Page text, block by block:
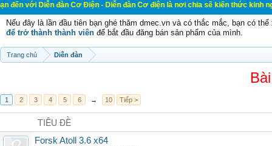
đàn Cơ Điện - Diễn đàn Cơ điện là nơi chia sẽ kiến thức kinh nghiệm
Nếu đây là lần đầu tiên bạn ghé thăm dmec.vn và có thắc mắc, bạn có
để trở thành thành viên để bắt đầu đăng bán sản phẩm của mình.
Trang chủ Diễn đàn
1 2 3 4 5 6 → 10 Tiếp >
TIÊU ĐỀ
Forsk Atoll 3.6 x64